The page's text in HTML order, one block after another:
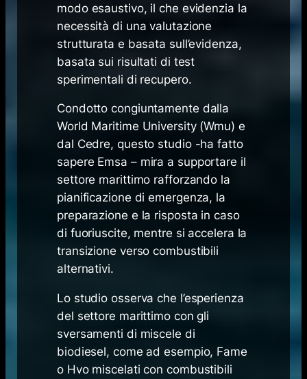
modo esaustivo, il che evidenzia la
necessità di una valutazione
strutturata e basata sull’evidenza,
basata sui risultati di test
sperimentali di recupero.
Condotto congiuntamente dalla
World Maritime University (Wmu) e
dal Cedre, questo studio -ha fatto
sapere Emsa – mira a supportare il
settore marittimo rafforzando la
pianificazione di emergenza, la
preparazione e la risposta in caso
di fuoriuscite, mentre si accelera la
transizione verso combustibili
alternativi.
Lo studio osserva che l’esperienza
del settore marittimo con gli
sversamenti di miscele di
biodiesel, come ad esempio, Fame
o Hvo miscelati con combustibili